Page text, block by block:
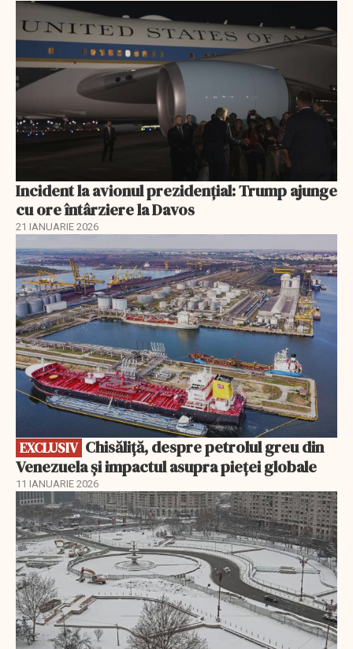
Incident la avionul prezidențial: Trump ajunge
cu ore întârziere la Davos
21 IANUARIE 2026
EXCLUSIV
EXCLUSIV
Venezuela și impactul asupra pieței globale
11 IANUARIE 2026